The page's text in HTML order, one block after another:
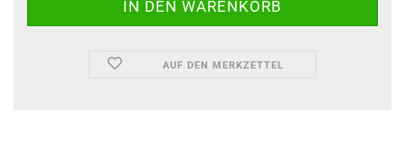
AUF DEN MERKZETTEL